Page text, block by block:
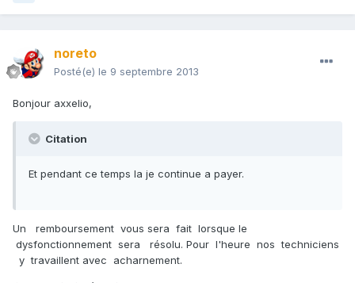
noreto
Posté(e) le 9 septembre 2013
Bonjour axxelio,
Citation
Et pendant ce temps la je continue a payer.
Un remboursement vous sera fait lorsque le
dysfonctionnement sera résolu. Pour l'heure nos techniciens
y travaillent avec acharnement.